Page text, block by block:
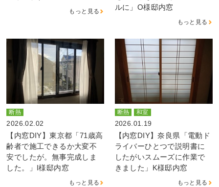
もっと見る
ルに」O様邸内窓
もっと見る
断熱
2026.02.02
【内窓DIY】東京都「71歳高
齢者で施工できるか大変不
安でしたが。無事完成しま
した。」I様邸内窓
もっと見る
断熱 和室
2026.01.19
【内窓DIY】奈良県「電動ド
ライバーひとつで説明書に
したがいスムーズに作業で
きました」K様邸内窓
もっと見る